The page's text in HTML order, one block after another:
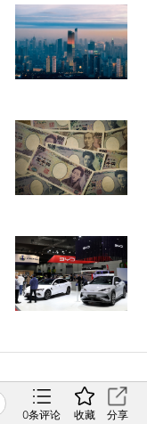
0条评论 收藏 分享